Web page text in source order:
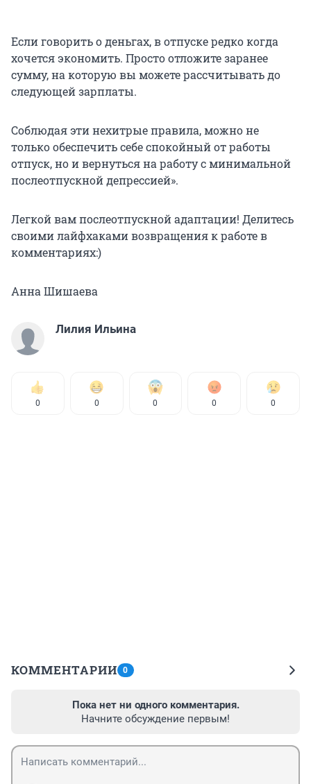
Если говорить о деньгах, в отпуске редко когда
хочется экономить. Просто отложите заранее
сумму, на которую вы можете рассчитывать до
следующей зарплаты.
Соблюдая эти нехитрые правила, можно не
только обеспечить себе спокойный от работы
отпуск, но и вернуться на работу с минимальной
послеотпускной депрессией».
Легкой вам послеотпускной адаптации! Делитесь
своими лайфхаками возвращения к работе в
комментариях:)
Анна Шишаева
Лилия Ильина
0 0 0 0 0
КОММЕНТАРИИ 0
Пока нет ни одного комментария.
Начните обсуждение первым!